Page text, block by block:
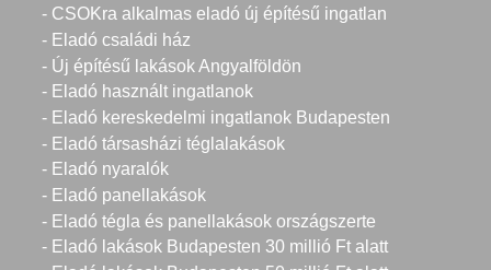
- CSOKra alkalmas eladó új építésű ingatlan
- Eladó családi ház
- Új építésű lakások Angyalföldön
- Eladó használt ingatlanok
- Eladó kereskedelmi ingatlanok Budapesten
- Eladó társasházi téglalakások
- Eladó nyaralók
- Eladó panellakások
- Eladó tégla és panellakások országszerte
- Eladó lakások Budapesten 30 millió Ft alatt